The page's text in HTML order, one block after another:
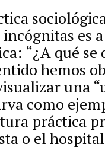
es
“¿A qué se
hemos
una
como
práctica
o el